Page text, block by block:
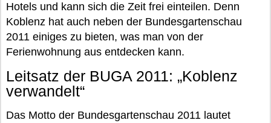
Hotels und kann sich die Zeit frei einteilen. Denn
Koblenz hat auch neben der Bundesgartenschau
2011 einiges zu bieten, was man von der
Ferienwohnung aus entdecken kann.
Leitsatz der BUGA 2011: „Koblenz
verwandelt“
Das Motto der Bundesgartenschau 2011 lautet